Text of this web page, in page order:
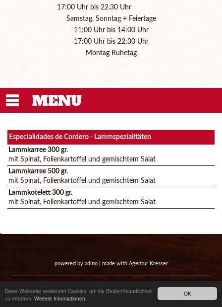
OK
Diese Webseite verwendet Cookies, um die Bedienfreundlichkeit
zu erhöhen. Weitere Informationen.
17:00 Uhr bis 22.30 Uhr
Samstag, Sonntag + Feiertage
11:00 Uhr bis 14:00 Uhr
17:00 Uhr bis 22:30 Uhr
Montag Ruhetag
MENU
Especialidades de Cordero - Lammspezialitäten
Lammkarree 300 gr.
mit Spinat, Folienkartoffel und gemischtem Salat
Lammkarree 500 gr.
mit Spinat, Folienkartoffel und gemischtem Salat
Lammkotelett 300 gr.
mit Spinat, Folienkartoffel und gemischtem Salat
powered by adino| made with Agentur Kresser
Startseite | Impressum| Datenschutz | Kontakt